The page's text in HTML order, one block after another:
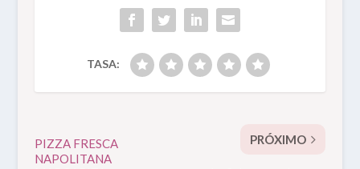
TASA:
PIZZA FRESCA
NAPOLITANA
PRÓXIMO